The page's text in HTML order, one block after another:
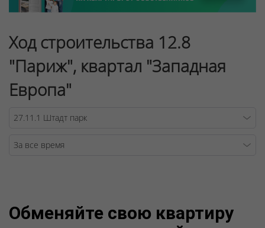
Ход строительства 12.8
"Париж", квартал "Западная
Европа"
Обменяйте свою квартиру